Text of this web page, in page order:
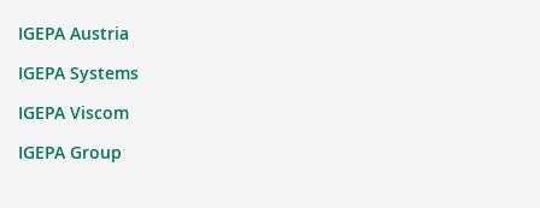
IGEPA Austria
IGEPA Systems
IGEPA Viscom
IGEPA Group